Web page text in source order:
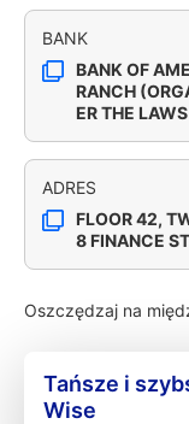
BANK
BANK OF
RANCH
ER THE
ADRES
FLOOR 42,
8 FINANCE
Oszczędzaj na
Tańsze i
Wise